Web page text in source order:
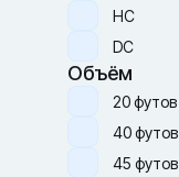
HC
DC
Объём
20 футов
40 футов
45 футов